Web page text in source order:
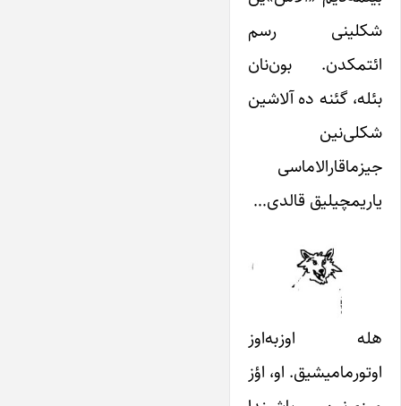
شکلینی رسم
ائتمکدن. بون‌نان
بئله، گئنه ده آلاشین
شکلی‌نین
جیزماقارالاماسی
یاریمچیلیق قالدی…
هله اوزبه‌اوز
اوتورمامیشیق. او، اؤز